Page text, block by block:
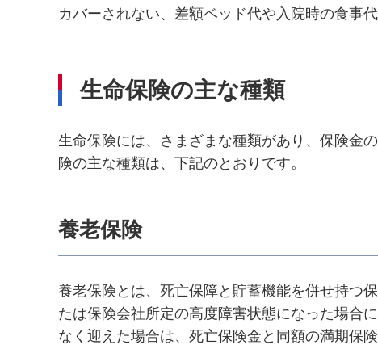
カバーされない、差額ベッド代や入院時の食事
生命保険の主な種類
生命保険には、さまざまな種類があり、保険金
険の主な種類は、下記のとおりです。
養老保険
養老保険とは、死亡保障と貯蓄機能を併せ持つ
たは保険会社所定の高度障害状態になった場合
なく迎えた場合は、死亡保険金と同額の満期保